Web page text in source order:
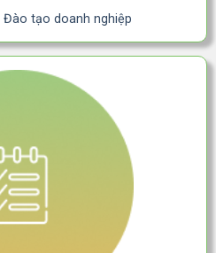
Đào tạo doanh nghiệp